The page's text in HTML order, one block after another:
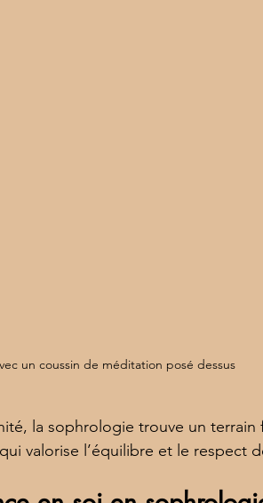
un coussin de méditation posé dessus
la sophrologie trouve un terrain
valorise l’équilibre et le respect